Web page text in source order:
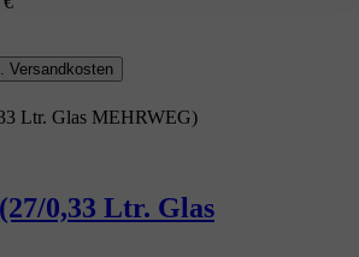
Versandkosten
0,33 Ltr. Glas